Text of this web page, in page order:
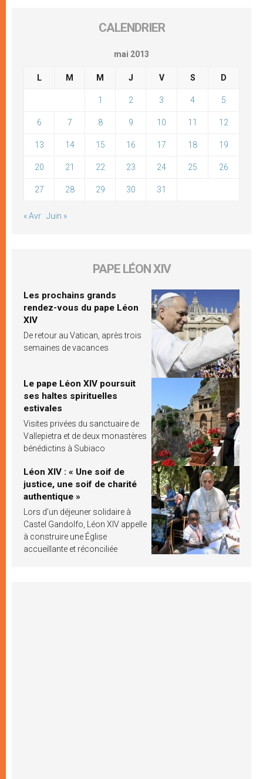
CALENDRIER
mai 2013
L M M J V S D
1 2 3 4 5
6 7 8 9 10 11 12
13 14 15 16 17 18 19
20 21 22 23 24 25 26
27 28 29 30 31
« Avr Juin »
PAPE LÉON XIV
Les prochains grands
rendez-vous du pape Léon
XIV
De retour au Vatican, après trois
semaines de vacances
Le pape Léon XIV poursuit
ses haltes spirituelles
estivales
Visites privées du sanctuaire de
Vallepietra et de deux monastères
bénédictins à Subiaco
Léon XIV : « Une soif de
justice, une soif de charité
authentique »
Lors d’un déjeuner solidaire à
Castel Gandolfo, Léon XIV appelle
à construire une Église
accueillante et réconciliée